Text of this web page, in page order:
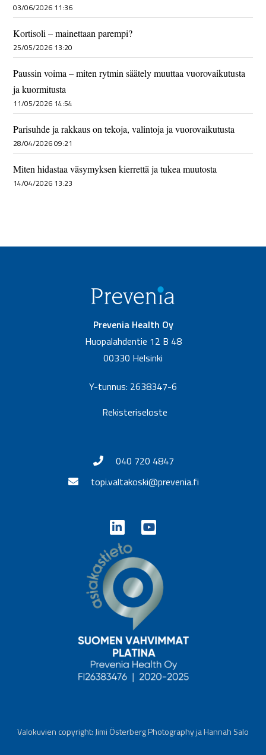
03/06/2026 11:36
Kortisoli – mainettaan parempi?
25/05/2026 13:20
Paussin voima – miten rytmin säätely muuttaa vuorovaikutusta
ja kuormitusta
11/05/2026 14:54
Parisuhde ja rakkaus on tekoja, valintoja ja vuorovaikutusta
28/04/2026 09:21
Miten hidastaa väsymyksen kierrettä ja tukea muutosta
14/04/2026 13:23
Prevenia Health Oy
Huopalahdentie 12 B 48
00330 Helsinki
Y-tunnus: 2638347-6
Rekisteriseloste
040 720 4847
topi.valtakoski@prevenia.fi
Valokuvien copyright: Jimi Österberg Photography ja Hannah Salo